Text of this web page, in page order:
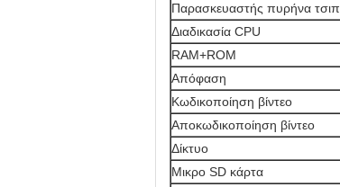
Παρασκευαστής πυρήνα τσιπ
Διαδικασία CPU
RAM+ROM
Απόφαση
Κωδικοποίηση βίντεο
Αποκωδικοποίηση βίντεο
Δίκτυο
Μικρο SD κάρτα